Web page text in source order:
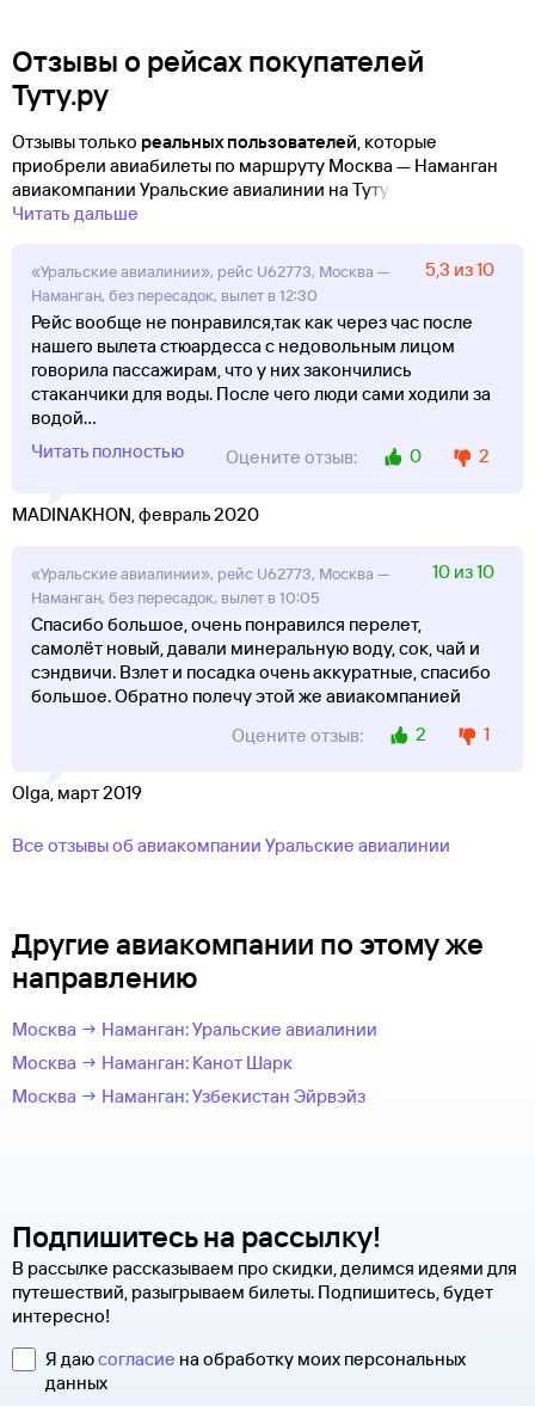
Отзывы о рейсах покупателей
Туту.ру
Отзывы только реальных пользователей, которые
приобрели авиабилеты по маршруту Москва — Наманган
авиакомпании Уральские авиалинии на Туту!
Читать дальше
«Уральские авиалинии», рейс U62773, Москва —
Наманган, без пересадок, вылет в 12:30
5,3 из 10
Рейс вообще не понравился,так как через час после
нашего вылета стюардесса с недовольным лицом
говорила пассажирам, что у них закончились
стаканчики для воды. После чего люди сами ходили за
водой...
Читать полностью
Оцените отзыв: 0 2
MADINAKHON, февраль 2020
«Уральские авиалинии», рейс U62773, Москва —
Наманган, без пересадок, вылет в 10:05
10 из 10
Спасибо большое, очень понравился перелет,
самолёт новый, давали минеральную воду, сок, чай и
сэндвичи. Взлет и посадка очень аккуратные, спасибо
большое. Обратно полечу этой же авиакомпанией
Оцените отзыв:
2 1
Olga, март 2019
Все отзывы об авиакомпании Уральские авиалинии
Другие авиакомпании по этому же
направлению
Москва → Наманган: Уральские авиалинии
Москва → Наманган: Канот Шарк
Москва → Наманган: Узбекистан Эйрвэйз
Подпишитесь на рассылку!
В рассылке рассказываем про скидки, делимся идеями для
путешествий, разыгрываем билеты. Подпишитесь, будет
интересно!
Я даюсогласие на обработку моих персональных
данных